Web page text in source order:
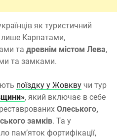
як туристичний
лише Карпатами,
та древнім містом Лева,
та замками.
поїздку у Жовкву чи тур
, який включає в себе
Олеського,
замків. Та у
пам’яток фортифікації,